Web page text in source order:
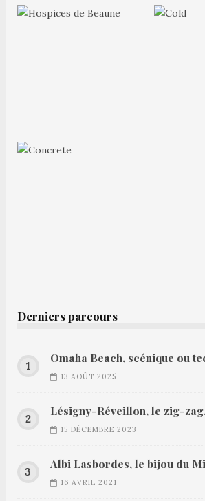
Derniers parcours
Omaha Beach, scénique ou
13 AOÛT 2025
Lésigny-Réveillon, le zig-
15 DÉCEMBRE 2023
Albi Lasbordes, le bijou du
16 AVRIL 2021